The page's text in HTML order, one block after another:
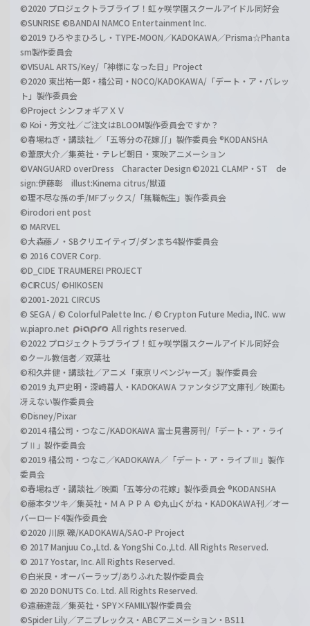
©2020 プロジェクトラブライブ！虹ヶ咲学園スクールアイドル同好会
©SUNRISE ©BANDAI NAMCO Entertainment Inc.
©2019 ひろやまひろし・TYPE-MOON／KADOKAWA／Prisma☆Phanta
sm製作委員会
©VISUAL ARTS/Key/「神様になった日」Project
©2020 東出祐一郎・橘公司・NOCO/KADOKAWA/「デート・ア・バレッ
ト」製作委員会
©Project シンフォギアＸＶ
© Koi・芳文社／ご注文はBLOOM製作委員会ですか？
©春場ねぎ・講談社／「五等分の花嫁∬」製作委員会 ®KODANSHA
©葦原大介／集英社・テレビ朝日・東映アニメーション
©VANGUARD overDress Character Design ©2021 CLAMP・ST de
sign:伊藤彰 illust:Kinema citrus/獣道
©理不尽な孫の手/MFブックス/「無職転生」製作委員会
©irodori ent post
© MARVEL
©大森藤ノ・SBクリエイティブ/ダンまち4製作委員会
© 2016 COVER Corp.
©D_CIDE TRAUMEREI PROJECT
©CIRCUS/ ©HIKOSEN
©2001-2021 CIRCUS
© SEGA / © Colorful Palette Inc. / © Crypton Future Media, INC. ww
w.piapro.net
All rights reserved.
©2022 プロジェクトラブライブ！虹ヶ咲学園スクールアイドル同好会
©クール教信者／双葉社
©和久井健・講談社／アニメ「東京リベンジャーズ」製作委員会
©2019 丸戸史明・深崎暮人・KADOKAWA ファンタジア文庫刊／映画も
冴えない製作委員会
©Disney/Pixar
©2014 橘公司・つなこ/KADOKAWA 富士見書房刊/「デート・ア・ライ
ブⅡ」製作委員会
©2019 橘公司・つなこ／KADOKAWA／「デート・ア・ライブⅢ」製作
委員会
©春場ねぎ・講談社／映画「五等分の花嫁」製作委員会 ®KODANSHA
©藤本タツキ／集英社・ＭＡＰＰＡ ©丸山くがね・KADOKAWA刊／オー
バーロード4製作委員会
©2020 川原 礫/KADOKAWA/SAO-P Project
© 2017 Manjuu Co.,Ltd. & YongShi Co.,Ltd. All Rights Reserved.
© 2017 Yostar, Inc. All Rights Reserved.
©白米良・オーバーラップ/ありふれた製作委員会
© 2020 DONUTS Co. Ltd. All Rights Reserved.
©遠藤達哉／集英社・SPY×FAMILY製作委員会
©Spider Lily／アニプレックス・ABCアニメーション・BS11